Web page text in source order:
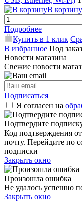
В корзину
Подробнее
Купить в 1 клик
В избранное Под заказ
Новости магазина
Свежие новости
Подписаться
Я согласен на
Подтвердите
Код подтверждения
почту. Перейдите по
подписки
Закрыть окно
Произошла ошибка
Не удалось успешно
Закрыть окно